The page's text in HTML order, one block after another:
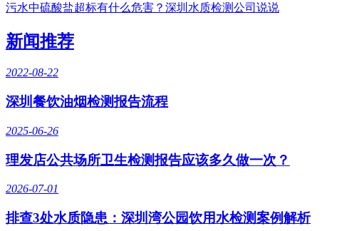
污水中硫酸盐超标有什么危害？深圳水质检测公司说说
新闻推荐
2022-08-22
深圳餐饮油烟检测报告流程
2025-06-26
理发店公共场所卫生检测报告应该多久做一次？
2026-07-01
排查3处水质隐患：深圳湾公园饮用水检测案例解析